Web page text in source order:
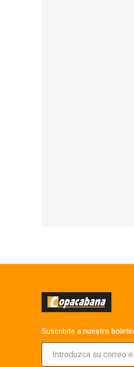
Suscribite a nuestro boletín